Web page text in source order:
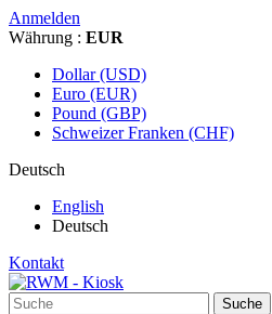
Anmelden
Währung : EUR
Dollar (USD)
Euro (EUR)
Pound (GBP)
Schweizer Franken (CHF)
Deutsch
English
Deutsch
Kontakt
Suche